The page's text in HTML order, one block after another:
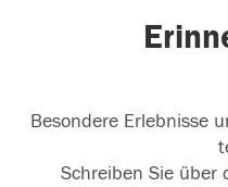
Besondere Erlebnisse
Schreiben Sie über